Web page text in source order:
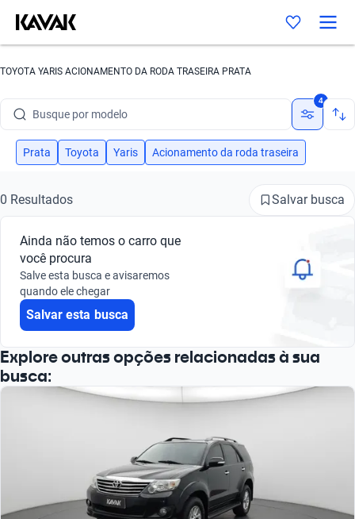
TOYOTA YARIS ACIONAMENTO DA RODA TRASEIRA PRATA
Busque por modelo
Busque por versão
Busque por marca
Busque por modelo
Busque por versão
4
Prata Toyota Yaris Acionamento da roda traseira
0 Resultados Salvar busca
Ainda não temos o carro que
você procura
Salve esta busca e avisaremos
quando ele chegar
Salvar esta busca
Explore outras opções relacionadas à sua
busca: